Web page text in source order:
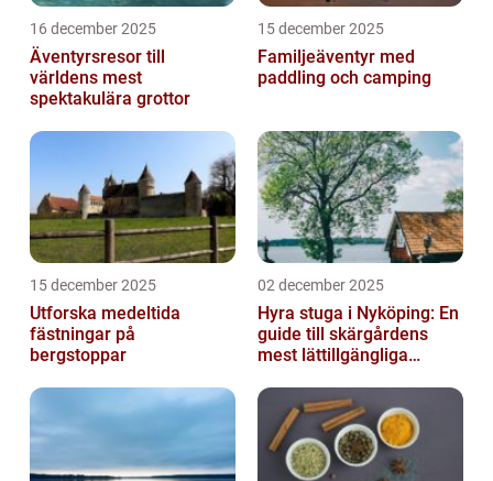
16 december 2025
Äventyrsresor till
världens mest
spektakulära grottor
15 december 2025
Familjeäventyr med
paddling och camping
15 december 2025
Utforska medeltida
fästningar på
bergstoppar
02 december 2025
Hyra stuga i Nyköping: En
guide till skärgårdens
mest lättillgängliga